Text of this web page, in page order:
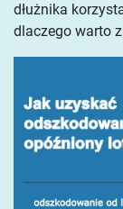
dłużnika
dlaczego warto